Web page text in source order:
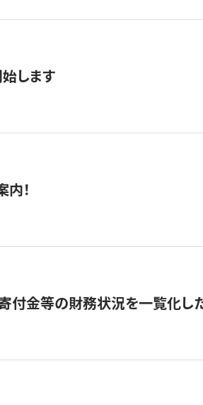
します
！
付金等の財務状況を一覧化し